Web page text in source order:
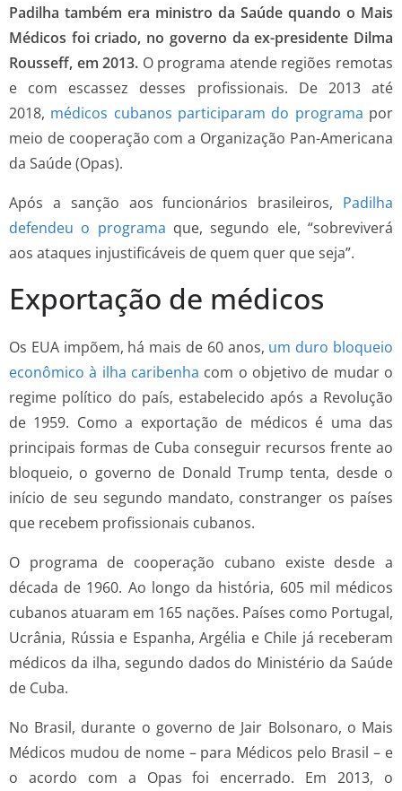
Padilha também era ministro da Saúde quando o Mais
Médicos foi criado, no governo da ex-presidente Dilma
Rousseff, em 2013. O programa atende regiões remotas
e com escassez desses profissionais. De 2013 até
2018, médicos cubanos participaram do programa por
meio de cooperação com a Organização Pan-Americana
da Saúde (Opas).
Após a sanção aos funcionários brasileiros, Padilha
defendeu o programa que, segundo ele, “sobreviverá
aos ataques injustificáveis de quem quer que seja”.
Exportação de médicos
Os EUA impõem, há mais de 60 anos, um duro bloqueio
econômico à ilha caribenha com o objetivo de mudar o
regime político do país, estabelecido após a Revolução
de 1959. Como a exportação de médicos é uma das
principais formas de Cuba conseguir recursos frente ao
bloqueio, o governo de Donald Trump tenta, desde o
início de seu segundo mandato, constranger os países
que recebem profissionais cubanos.
O programa de cooperação cubano existe desde a
década de 1960. Ao longo da história, 605 mil médicos
cubanos atuaram em 165 nações. Países como Portugal,
Ucrânia, Rússia e Espanha, Argélia e Chile já receberam
médicos da ilha, segundo dados do Ministério da Saúde
de Cuba.
No Brasil, durante o governo de Jair Bolsonaro, o Mais
Médicos mudou de nome – para Médicos pelo Brasil – e
o acordo com a Opas foi encerrado.
Em 2013, o